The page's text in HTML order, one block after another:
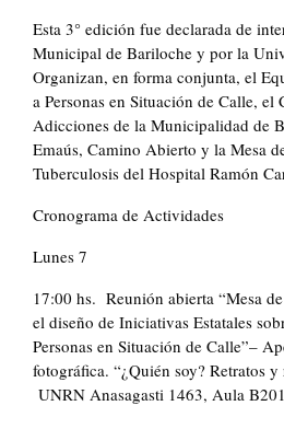
Esta 3° edición fue declarada de
Municipal de Bariloche y por la
Organizan, en forma conjunta, el
a Personas en Situación de Calle, el
Adicciones de la Municipalidad de
Emaús, Camino Abierto y la Mesa
Tuberculosis del Hospital Ramón
Cronograma de Actividades
Lunes 7
17:00 hs. Reunión abierta “Mesa
el diseño de Iniciativas Estatales
Personas en Situación de Calle”–
fotográfica. “¿Quién soy? Retratos y
UNRN Anasagasti 1463, Aula B201